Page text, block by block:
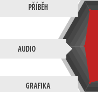
PŘÍBĚH
GRAFIKA
AUDIO